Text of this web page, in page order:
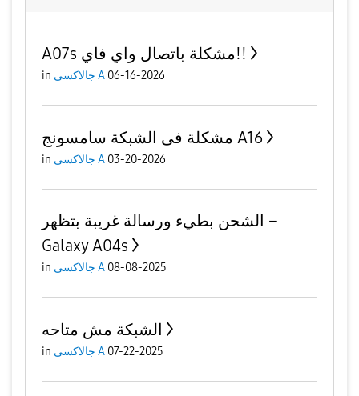
A07s مشكلة باتصال واي فاي!!
in جالاكسى A 06-16-2026
مشكلة فى الشبكة سامسونج A16
in جالاكسى A 03-20-2026
الشحن بطيء ورسالة غريبة بتظهر –
Galaxy A04s
in جالاكسى A 08-08-2025
الشبكة مش متاحه
in جالاكسى A 07-22-2025